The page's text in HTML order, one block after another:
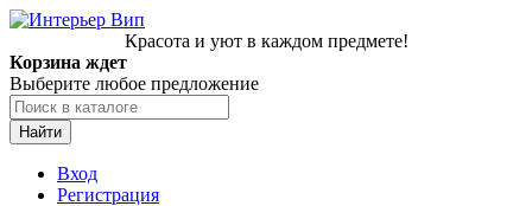
Красота и уют в каждом предмете!
Корзина ждет
Выберите любое предложение
Найти
Вход
Регистрация